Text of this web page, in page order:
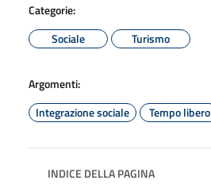
Categorie:
Sociale
Turismo
Argomenti:
Integrazione sociale
Tempo libero
INDICE DELLA PAGINA